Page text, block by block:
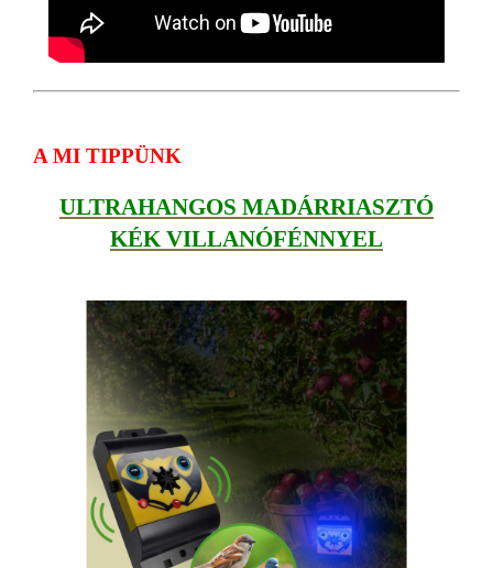
A MI TIPPÜNK
ULTRAHANGOS MADÁRRIASZTÓ
KÉK VILLANÓFÉNNYEL